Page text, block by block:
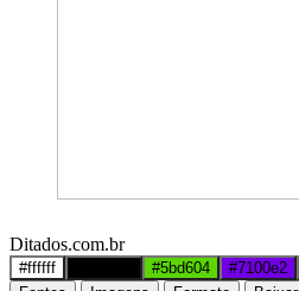
Ditados.com.br
#ffffff #5bd604 #7100e2